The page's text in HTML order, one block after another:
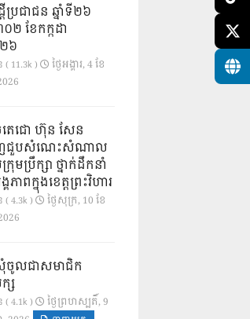
ប្រជាជន ឆ្នាំទី២៦
២ ខែកក្កដា
៦
11.3k )
ថ្ងៃ​អង្គារ, 4 ខែ​
តេជោ ហ៊ុន សែន
ញជួបសំណេះសំណាល
មប្រឹក្សា ថ្នាក់ដឹកនាំ
គភាពក្នុងខេត្តព្រះវិហារ
( 4.3k )
ថ្ងៃ​សុក្រ, 10 ខែ​
ចូលជាសមាជិក
ស
( 4.1k )
ថ្ងៃ​ព្រហស្បតិ៍, 9